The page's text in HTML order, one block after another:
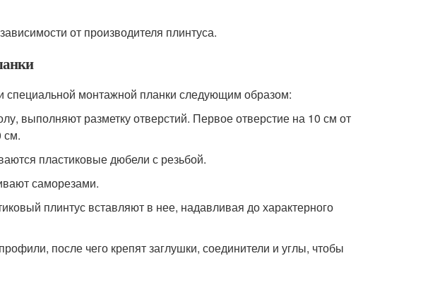
от производителя плинтуса.
монтажной планки следующим образом:
выполняют разметку отверстий. Первое отверстие на 10 см от
см.
пластиковые дюбели с резьбой.
саморезами.
плинтус вставляют в нее, надавливая до характерного
после чего крепят заглушки, соединители и углы, чтобы